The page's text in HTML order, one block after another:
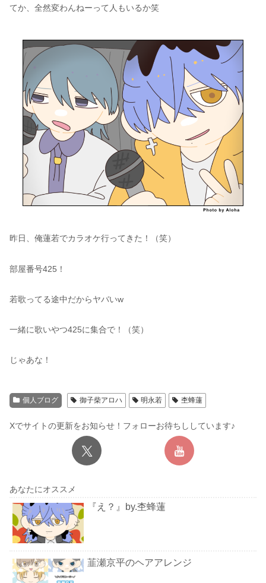
てか、全然変わんねーって人もいるか笑
昨日、俺蓮若でカラオケ行ってきた！（笑）
部屋番号425！
若歌ってる途中だからヤバいw
一緒に歌いやつ425に集合で！（笑）
じゃあな！
個人ブログ 御子柴アロハ 明永若 杢蜂蓮
Xでサイトの更新をお知らせ！フォローお待ちししています♪
あなたにオススメ
『え？』by.杢蜂蓮
韮瀬京平のヘアアレンジ